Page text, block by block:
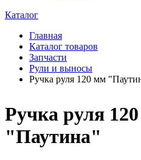
Каталог
Главная
Каталог товаров
Запчасти
Рули и выносы
Ручка руля 120 мм
Ручка руля
"Паутина"